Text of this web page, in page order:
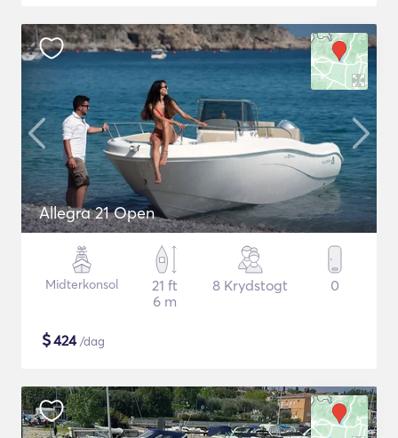
Allegra 21 Open
Midterkonsol
21 ft
6 m
8 Krydstogt 0
$424/dag